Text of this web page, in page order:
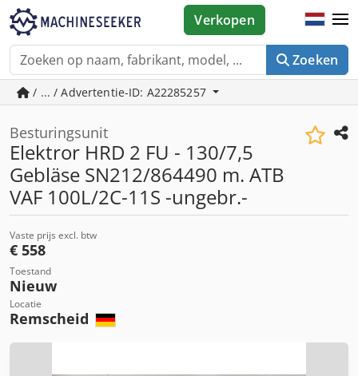
Zoeken
Verkopen
/ ... / Advertentie-ID: A22285257
Besturingsunit
Elektror HRD 2 FU - 130/7,5
Gebläse SN212/864490 m. ATB
VAF 100L/2C-11S -ungebr.-
Vaste prijs excl. btw
€ 558
Toestand
Nieuw
Locatie
Remscheid